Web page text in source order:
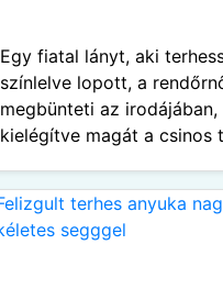
Egy fiatal lányt, aki
színlelve lopott, a
megbünteti az
kielégítve magát a csinos